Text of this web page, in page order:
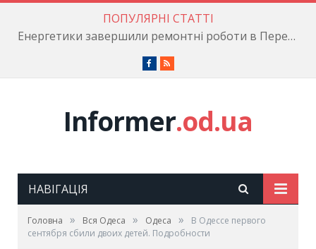
ПОПУЛЯРНІ СТАТТІ
Енергетики завершили ремонтні роботи в Пересипському районі
Facebook
RSS
Informer.od.ua
НАВІГАЦІЯ
Головна » Вся Одеса » Одеса »
В Одессе первого
сентября сбили двоих детей. Подробности